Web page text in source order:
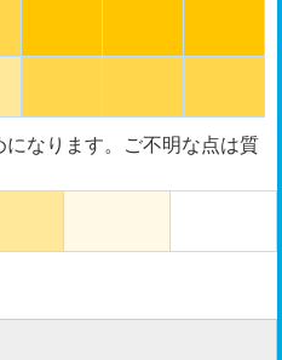
なります。ご不明な点は質